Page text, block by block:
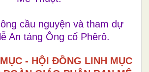
cầu nguyện và tham dự
An táng Ông cố Phêrô.
- HỘI ĐỒNG LINH MỤC